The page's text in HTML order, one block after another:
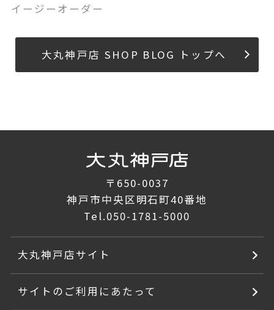
イージーオーダー
大丸神戸店 SHOP BLOG トップへ
〒650-0037
神戸市中央区明石町40番地
Tel.050-1781-5000
大丸神戸店サイト
サイトのご利用にあたって